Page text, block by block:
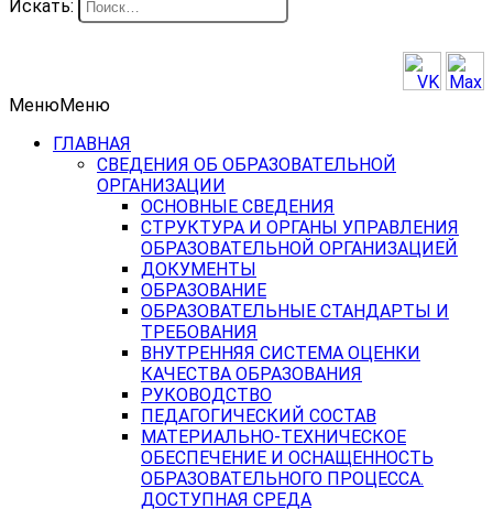
Искать:
МенюМеню
ГЛАВНАЯ
СВЕДЕНИЯ ОБ ОБРАЗОВАТЕЛЬНОЙ
ОРГАНИЗАЦИИ
ОСНОВНЫЕ СВЕДЕНИЯ
СТРУКТУРА И ОРГАНЫ УПРАВЛЕНИЯ
ОБРАЗОВАТЕЛЬНОЙ ОРГАНИЗАЦИЕЙ
ДОКУМЕНТЫ
ОБРАЗОВАНИЕ
ОБРАЗОВАТЕЛЬНЫЕ СТАНДАРТЫ И
ТРЕБОВАНИЯ
ВНУТРЕННЯЯ СИСТЕМА ОЦЕНКИ
КАЧЕСТВА ОБРАЗОВАНИЯ
РУКОВОДСТВО
ПЕДАГОГИЧЕСКИЙ СОСТАВ
МАТЕРИАЛЬНО-ТЕХНИЧЕСКОЕ
ОБЕСПЕЧЕНИЕ И ОСНАЩЕННОСТЬ
ОБРАЗОВАТЕЛЬНОГО ПРОЦЕССА.
ДОСТУПНАЯ СРЕДА